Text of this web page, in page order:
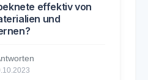
effektiv von
und